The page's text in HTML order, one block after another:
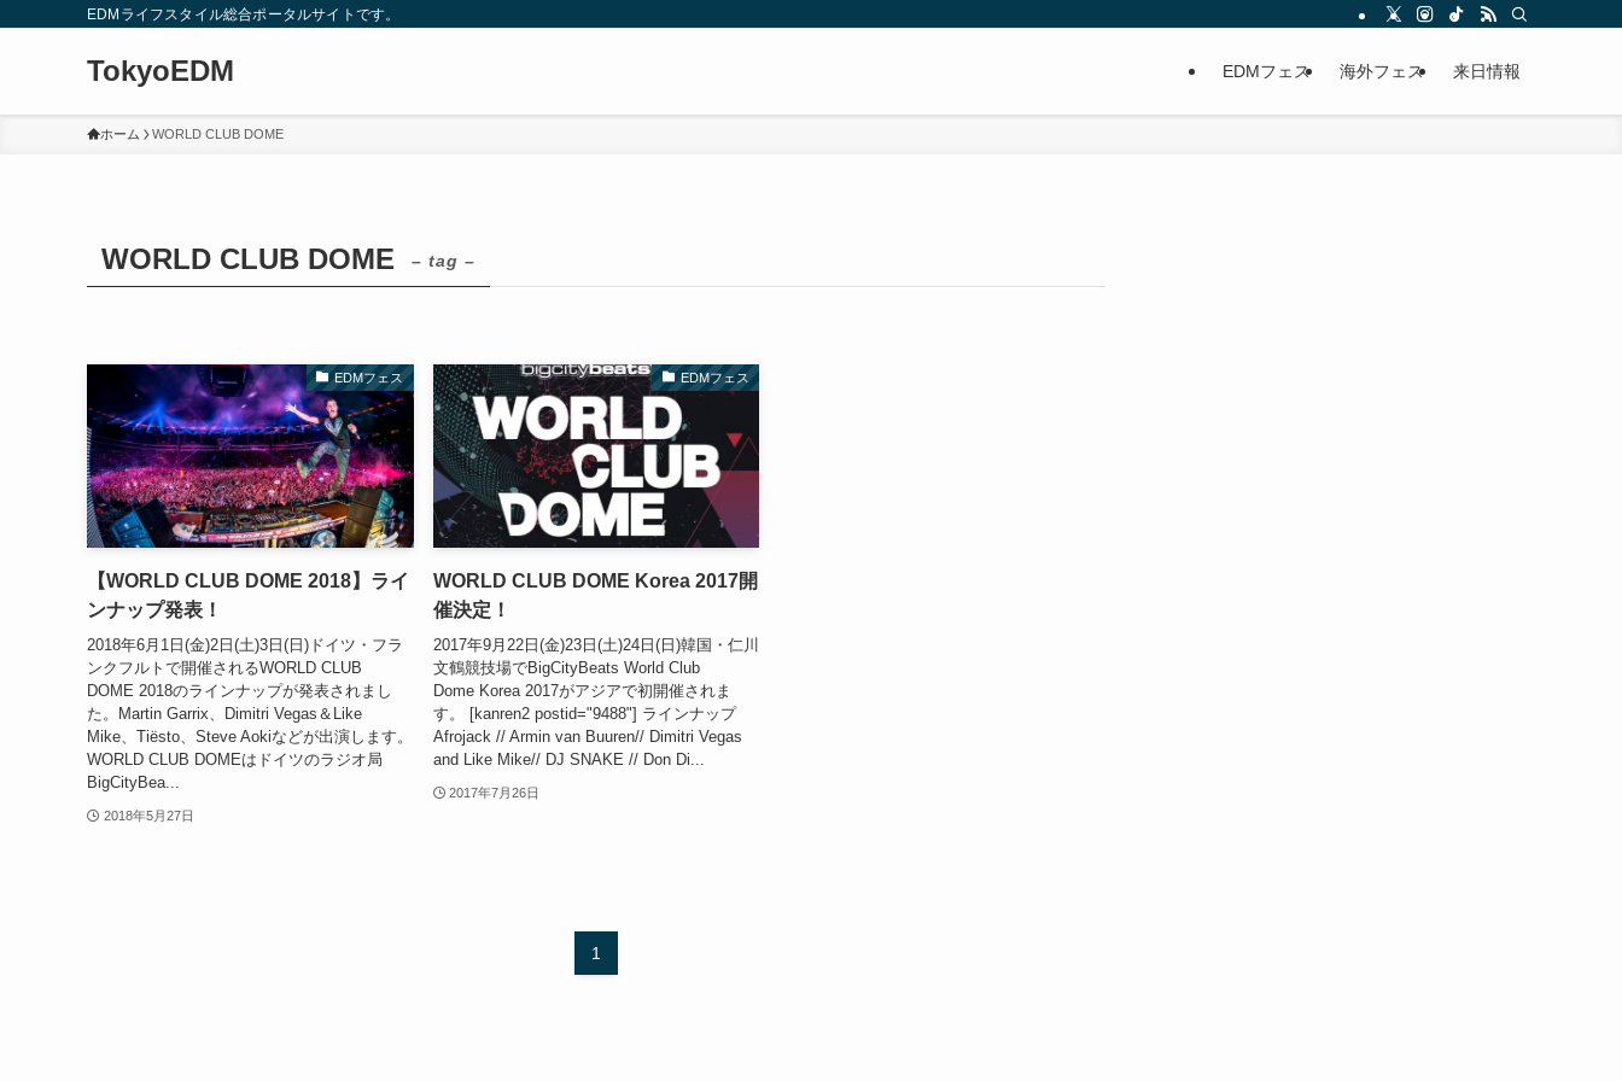
EDMライフスタイル総合ポータルサイトです。
TokyoEDM EDMフェス 海外フェス 来日情報
ホーム WORLD CLUB DOME
WORLD CLUB DOME – tag –
EDMフェス
【WORLD CLUB DOME 2018】ライ
ンナップ発表！
2018年6月1日(金)2日(土)3日(日)ドイツ・フラ
ンクフルトで開催されるWORLD CLUB
DOME 2018のラインナップが発表されまし
た。Martin Garrix、Dimitri Vegas＆Like
Mike、Tiësto、Steve Aokiなどが出演します。
WORLD CLUB DOMEはドイツのラジオ局
BigCityBea...
2018年5月27日
EDMフェス
WORLD CLUB DOME Korea 2017開
催決定！
2017年9月22日(金)23日(土)24日(日)韓国・仁川
文鶴競技場でBigCityBeats World Club
Dome Korea 2017がアジアで初開催されま
す。 [kanren2 postid="9488"] ラインナップ
Afrojack // Armin van Buuren// Dimitri Vegas
and Like Mike// DJ SNAKE // Don Di...
2017年7月26日
1